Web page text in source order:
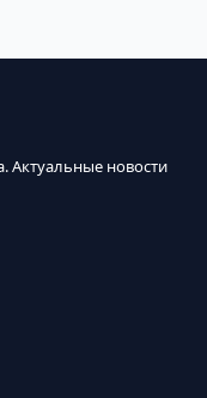
Актуальные новости